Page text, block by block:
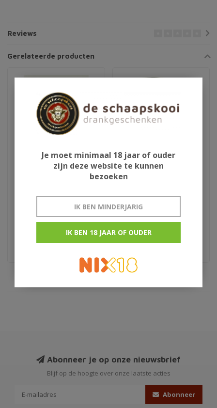
Reviews
Gerelateerde producten
€225,00 €395,00
Abonneer je op onze nieuwsbrief
Blijf op de hoogte over onze laatste acties
Abonneer
Je moet minimaal 18 jaar of ouder
zijn deze website te kunnen
bezoeken
IK BEN MINDERJARIG
IK BEN 18 JAAR OF OUDER